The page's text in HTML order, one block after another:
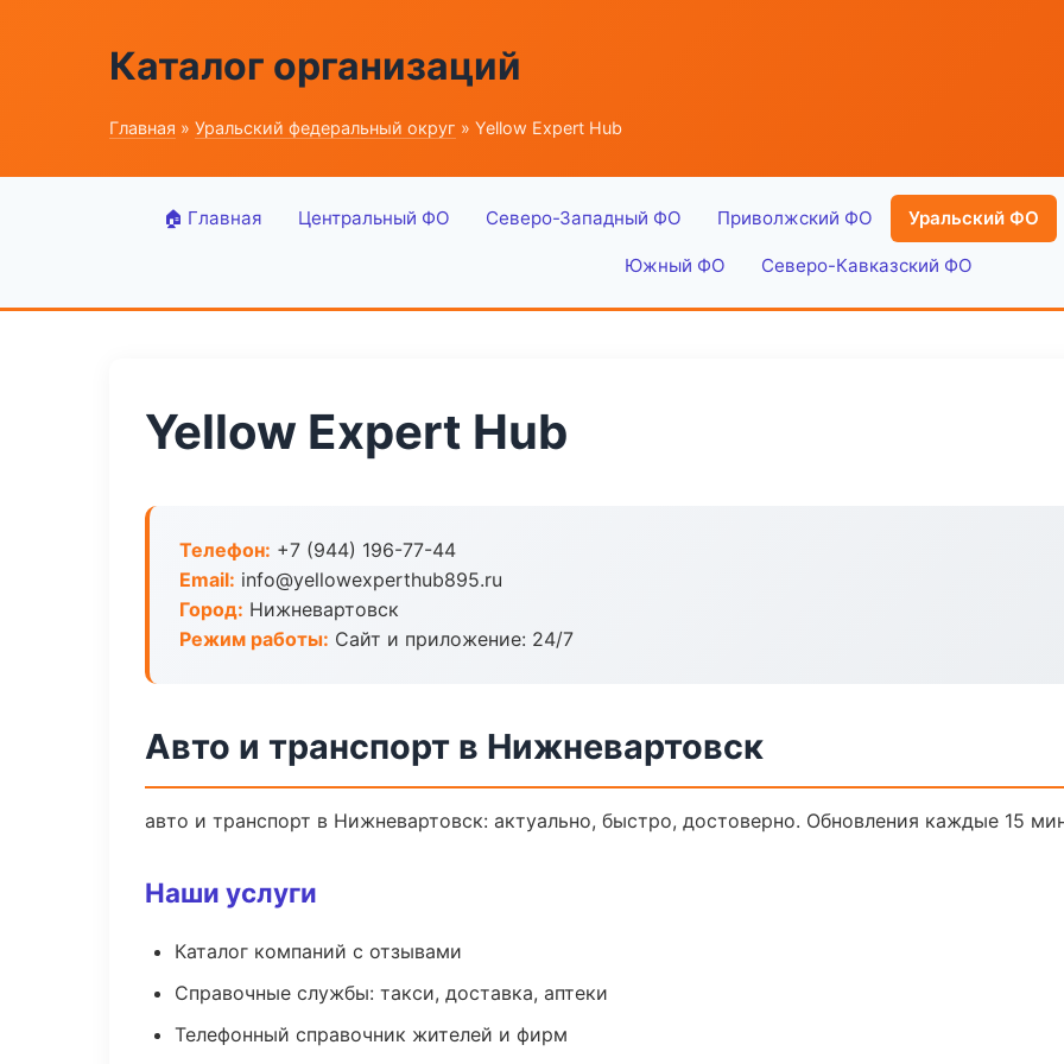
Каталог организаций
Главная » Уральский федеральный округ » Yellow Expert Hub
🏠 Главная Центральный ФО Северо-Западный ФО Приволжский ФО Уральский ФО
Южный ФО Северо-Кавказский ФО
Yellow Expert Hub
Телефон: +7 (944) 196-77-44
Email: info@yellowexperthub895.ru
Город: Нижневартовск
Режим работы: Сайт и приложение: 24/7
Авто и транспорт в Нижневартовск
авто и транспорт в Нижневартовск: актуально, быстро, достоверно. Обновления каждые 15
Наши услуги
Каталог компаний с отзывами
Справочные службы: такси, доставка, аптеки
Телефонный справочник жителей и фирм